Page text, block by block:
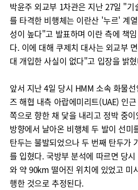
박윤주 외교부 1차관은 지난 27일 "기
를 타격한 비행체는 이란산 '누르' 계
성이 높다"고 발표하며 이란 측에 책
다. 이에 대해 쿠제치 대사는 외교부
대 개입한 사실이 없다"고 입장을 밝
앞서 지난 4일 당시 HMM 소속 화물
즈 해협 내측 아랍에미리트(UAE) 인
쪽으로 향한 채 닻을 내리고 정박 중
방향에서 날아온 비행체 두 발이 선미
탄두는 불발되었으나 두 번째 탄두가
를 입혔다. 국방부 분석에 따르면 당
와 약 90km 떨어진 위치에 있었고 미
행한 것으로 추정된다.